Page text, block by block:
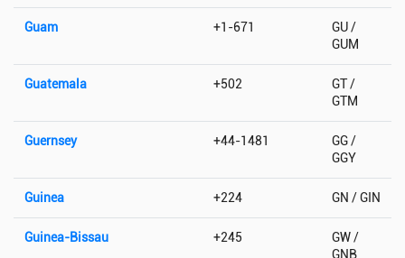
Guam +1-671
GU /
GUM
Guatemala +502
GT /
GTM
Guernsey +44-1481
GG /
GGY
Guinea +224 GN / GIN
Guinea-Bissau +245
GW /
GNB